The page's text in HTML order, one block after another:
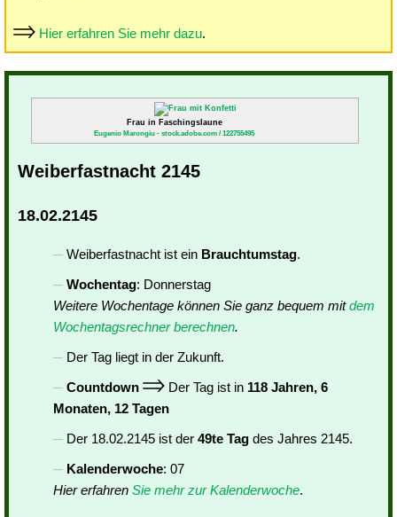
Hier erfahren Sie mehr dazu.
Frau in Faschingslaune
Eugenio Marongiu - stock.adobe.com / 122755495
Weiberfastnacht 2145
18.02.2145
Weiberfastnacht ist ein Brauchtumstag.
Wochentag: Donnerstag
Weitere Wochentage können Sie ganz bequem mitdem
Wochentagsrechner berechnen.
Der Tag liegt in der Zukunft.
Countdown
Der Tag ist in 118 Jahren, 6
Monaten, 12 Tagen
Der 18.02.2145 ist der 49te Tag des Jahres 2145.
Kalenderwoche: 07
Hier erfahren Sie mehr zur Kalenderwoche.